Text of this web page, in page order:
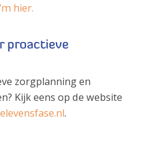
hier.
proactieve
zorgplanning en
Kijk eens op de website
.